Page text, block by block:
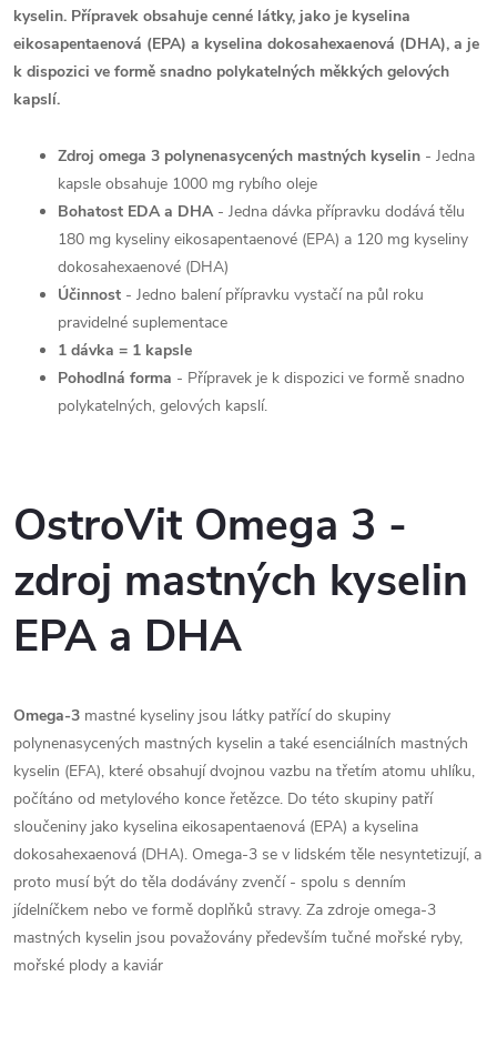
kyselin. Přípravek obsahuje cenné látky, jako je kyselina
eikosapentaenová (EPA) a kyselina dokosahexaenová (DHA), a je
k dispozici ve formě snadno polykatelných měkkých gelových
kapslí.
Zdroj omega 3 polynenasycených mastných kyselin - Jedna
kapsle obsahuje 1000 mg rybího oleje
Bohatost EDA a DHA - Jedna dávka přípravku dodává tělu
180 mg kyseliny eikosapentaenové (EPA) a 120 mg kyseliny
dokosahexaenové (DHA)
Účinnost - Jedno balení přípravku vystačí na půl roku
pravidelné suplementace
1 dávka = 1 kapsle
Pohodlná forma - Přípravek je k dispozici ve formě snadno
polykatelných, gelových kapslí.
OstroVit Omega 3 -
zdroj mastných kyselin
EPA a DHA
Omega-3 mastné kyseliny jsou látky patřící do skupiny
polynenasycených mastných kyselin a také esenciálních mastných
kyselin (EFA), které obsahují dvojnou vazbu na třetím atomu uhlíku,
počítáno od metylového konce řetězce. Do této skupiny patří
sloučeniny jako kyselina eikosapentaenová (EPA) a kyselina
dokosahexaenová (DHA). Omega-3 se v lidském těle nesyntetizují, a
proto musí být do těla dodávány zvenčí - spolu s denním
jídelníčkem nebo ve formě doplňků stravy. Za zdroje omega-3
mastných kyselin jsou považovány především tučné mořské ryby,
mořské plody a kaviár